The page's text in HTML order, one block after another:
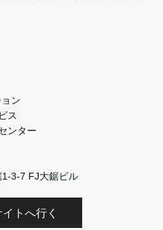
ン
ス
ンター
3-7 FJ大鋸ビル
トへ行く